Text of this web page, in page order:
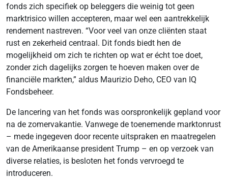
fonds zich specifiek op beleggers die weinig tot geen
marktrisico willen accepteren, maar wel een aantrekkelijk
rendement nastreven. “Voor veel van onze cliënten staat
rust en zekerheid centraal. Dit fonds biedt hen de
mogelijkheid om zich te richten op wat er écht toe doet,
zonder zich dagelijks zorgen te hoeven maken over de
financiële markten,” aldus Maurizio Deho, CEO van IQ
Fondsbeheer.
De lancering van het fonds was oorspronkelijk gepland voor
na de zomervakantie. Vanwege de toenemende marktonrust
– mede ingegeven door recente uitspraken en maatregelen
van de Amerikaanse president Trump – en op verzoek van
diverse relaties, is besloten het fonds vervroegd te
introduceren.